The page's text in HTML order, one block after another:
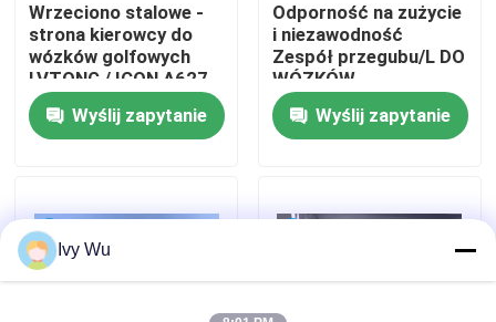
Skontaktuj się z nami
Aktualności
Pokrowce na koła wózka golfowego
Deska rozdzielcza wózka golfowego
Wrzeciono stalowe -
strona kierowcy do
wózków golfowych
LVTONG / ICON A627
Wyślij zapytanie
Odporność na zużycie
i niezawodność
Zespół przegubu/L DO
WÓZKÓW
GOLFOWYCH A627
Wyślij zapytanie
Ivy Wu